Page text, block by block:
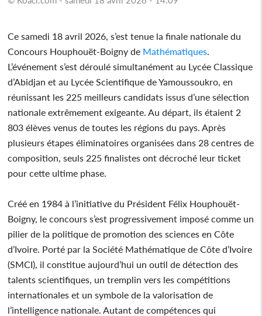
Ce samedi 18 avril 2026, s’est tenue la finale nationale du
Concours Houphouët-Boigny de Mathématiques
L’événement s’est déroulé simultanément au Lycée Classique
d’Abidjan et au Lycée Scientifique de Yamoussoukro, en
réunissant les 225 meilleurs candidats issus d’une sélection
nationale extrêmement exigeante. Au départ, ils étaient 2
803 élèves venus de toutes les régions du pays. Après
plusieurs étapes éliminatoires organisées dans 28 centres de
composition, seuls 225 finalistes ont décroché leur ticket
pour cette ultime phase.
Créé en 1984 à l’initiative du Président Félix Houphouët-
Boigny, le concours s’est progressivement imposé comme un
pilier de la politique de promotion des sciences en Côte
d’Ivoire. Porté par la Société Mathématique de Côte d’Ivoire
(SMCI), il constitue aujourd’hui un outil de détection des
talents scientifiques, un tremplin vers les compétitions
internationales et un symbole de la valorisation de
l’intelligence nationale. Autant de compétences qui